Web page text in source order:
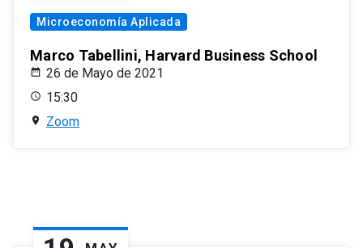
Microeconomía Aplicada
Marco Tabellini, Harvard Business School
26 de Mayo de 2021
15:30
Zoom